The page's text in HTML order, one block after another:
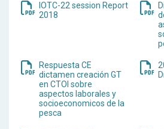
IOTC-22 session Report
2018
Respuesta CE
dictamen creación GT
en CTOI sobre
aspectos laborales y
socioeconomicos de la
pesca